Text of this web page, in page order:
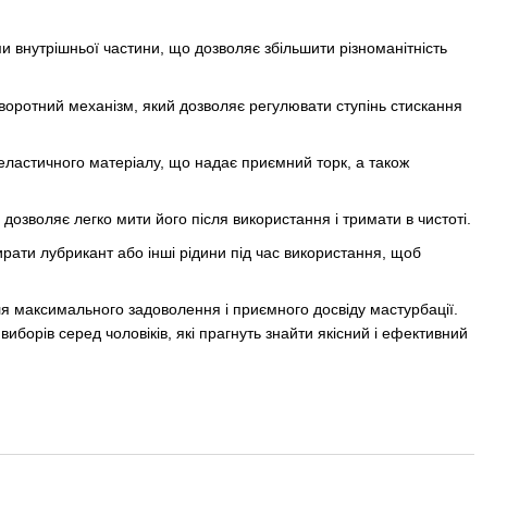
частини, що дозволяє збільшити різноманітність
механізм, який дозволяє регулювати ступінь стискання
матеріалу, що надає приємний торк, а також
легко мити його після використання і тримати в чистоті.
лубрикант або інші рідини під час використання, щоб
задоволення і приємного досвіду мастурбації.
серед чоловіків, які прагнуть знайти якісний і ефективний